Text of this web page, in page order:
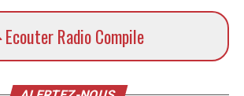
Ecouter Radio Compile